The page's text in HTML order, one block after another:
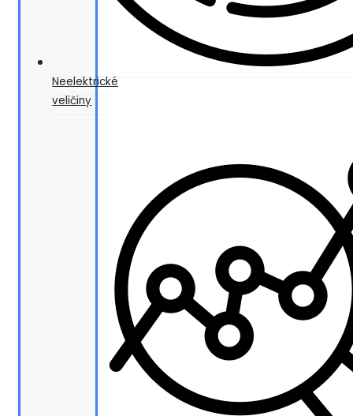
Neelektrické
veličiny